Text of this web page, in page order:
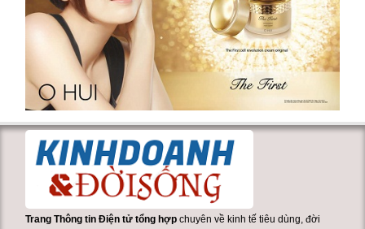
Trang Thông tin Điện tử tổng hợp chuyên về kinh tế tiêu dùng, đời